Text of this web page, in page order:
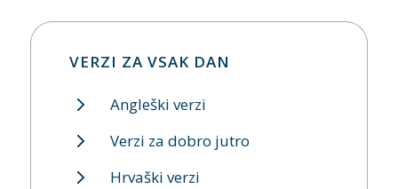
VERZI ZA VSAK DAN
Angleški verzi
Verzi za dobro jutro
Hrvaški verzi